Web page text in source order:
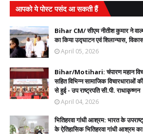
आपको ये पोस्ट पसंद आ सकती हैं
Bihar CM/ सीएम नीतीश कुमार ने
का किया उद्घाटन एवं शिलान्यास, विकास
April 05, 2026
Bihar/Motihari: चंपारण महान
सहित विभिन्न सामाजिक विचारधाराओं
से हुई - उप राष्ट्रपति सी.पी. राधाकृष्णन
April 04, 2026
भितिहरवा गांधी आश्रम: भारत के
के ऐतिहासिक भितिहरवा गांधी आश्रम का